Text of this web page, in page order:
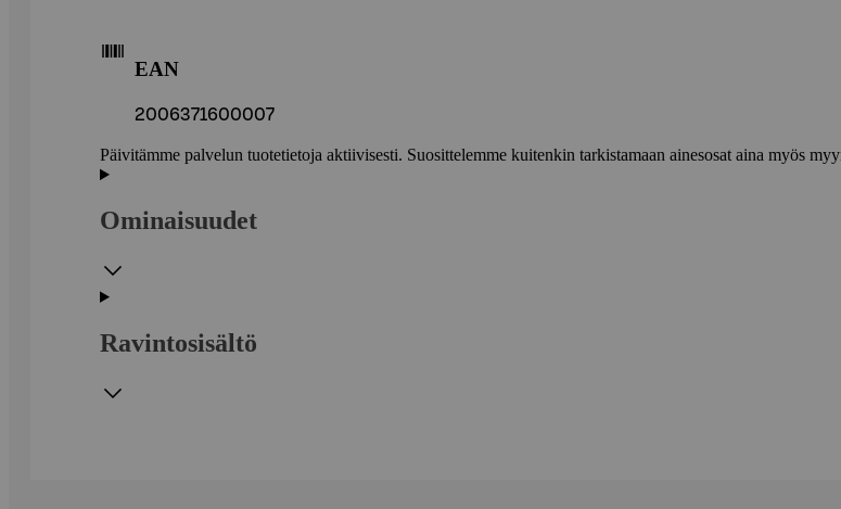
EAN
2006371600007
Päivitämme palvelun tuotetietoja aktiivisesti. Suosittelemme kuitenkin tarkistamaan ainesosat aina myös
Ominaisuudet
Ravintosisältö